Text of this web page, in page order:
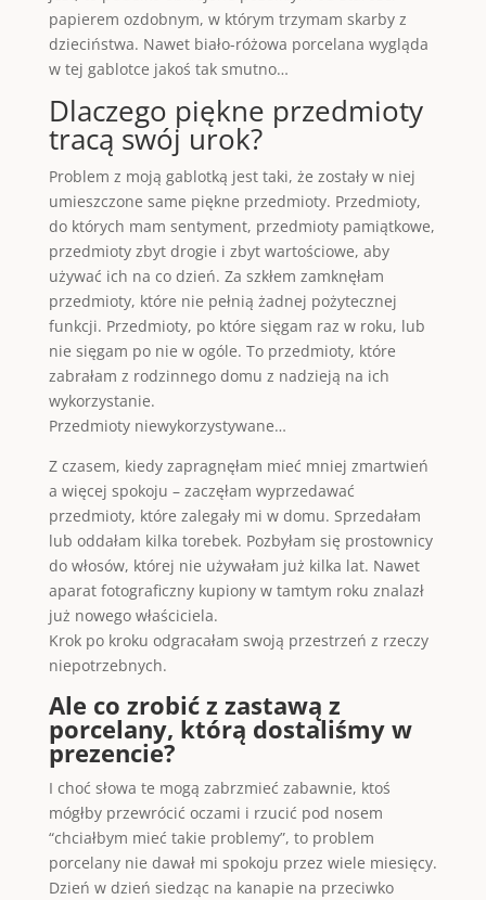
papierem ozdobnym, w którym trzymam skarby z
dzieciństwa. Nawet biało-różowa porcelana wygląda
w tej gablotce jakoś tak smutno…
Dlaczego piękne przedmioty
tracą swój urok?
Problem z moją gablotką jest taki, że zostały w niej
umieszczone same piękne przedmioty. Przedmioty,
do których mam sentyment, przedmioty pamiątkowe,
przedmioty zbyt drogie i zbyt wartościowe, aby
używać ich na co dzień. Za szkłem zamknęłam
przedmioty, które nie pełnią żadnej pożytecznej
funkcji. Przedmioty, po które sięgam raz w roku, lub
nie sięgam po nie w ogóle. To przedmioty, które
zabrałam z rodzinnego domu z nadzieją na ich
wykorzystanie.
Przedmioty niewykorzystywane…
Z czasem, kiedy zapragnęłam mieć mniej zmartwień
a więcej spokoju – zaczęłam wyprzedawać
przedmioty, które zalegały mi w domu. Sprzedałam
lub oddałam kilka torebek. Pozbyłam się prostownicy
do włosów, której nie używałam już kilka lat. Nawet
aparat fotograficzny kupiony w tamtym roku znalazł
już nowego właściciela.
Krok po kroku odgracałam swoją przestrzeń z rzeczy
niepotrzebnych.
Ale co zrobić z zastawą z
porcelany, którą dostaliśmy w
prezencie?
I choć słowa te mogą zabrzmieć zabawnie, ktoś
mógłby przewrócić oczami i rzucić pod nosem
“chciałbym mieć takie problemy”, to problem
porcelany nie dawał mi spokoju przez wiele miesięcy.
Dzień w dzień siedząc na kanapie na przeciwko